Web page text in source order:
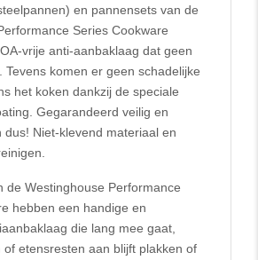
en pannensets van de
Series Cookware
vrije anti-aanbaklaag dat geen
Tevens komen er geen schadelijke
het koken dankzij de speciale
Gegarandeerd veilig en
dus! Niet-klevend materiaal en
de Westinghouse Performance
hebben een handige en
die lang mee gaat,
etensresten aan blijft plakken of